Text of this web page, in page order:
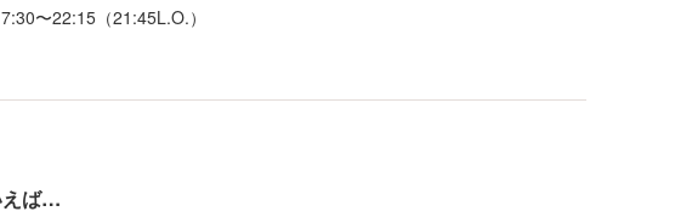
〜22:15（21:45L.O.）
えば…